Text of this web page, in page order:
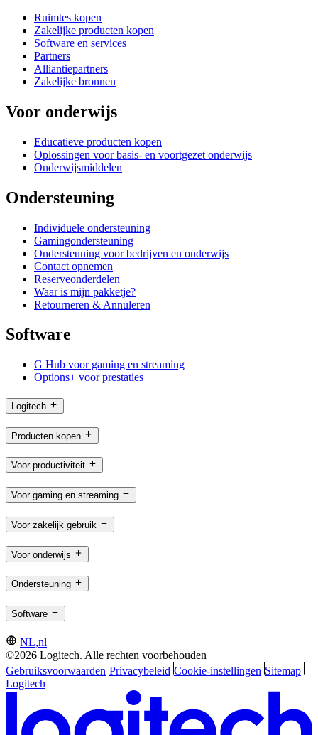
Ruimtes kopen
Zakelijke producten kopen
Software en services
Partners
Alliantiepartners
Zakelijke bronnen
Voor onderwijs
Educatieve producten kopen
Oplossingen voor basis- en voortgezet onderwijs
Onderwijsmiddelen
Ondersteuning
Individuele ondersteuning
Gamingondersteuning
Ondersteuning voor bedrijven en onderwijs
Contact opnemen
Reserveonderdelen
Waar is mijn pakketje?
Retourneren & Annuleren
Software
G Hub voor gaming en streaming
Options+ voor prestaties
Logitech
Producten kopen
Voor productiviteit
Voor gaming en streaming
Voor zakelijk gebruik
Voor onderwijs
Ondersteuning
Software
NL,nl
©2026 Logitech. Alle rechten voorbehouden
Gebruiksvoorwaarden Privacybeleid Cookie-instellingen Sitemap
Logitech